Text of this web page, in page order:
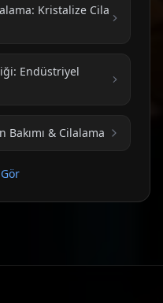
Kristalize Cila
Endüstriyel
Bakımı & Cilalama